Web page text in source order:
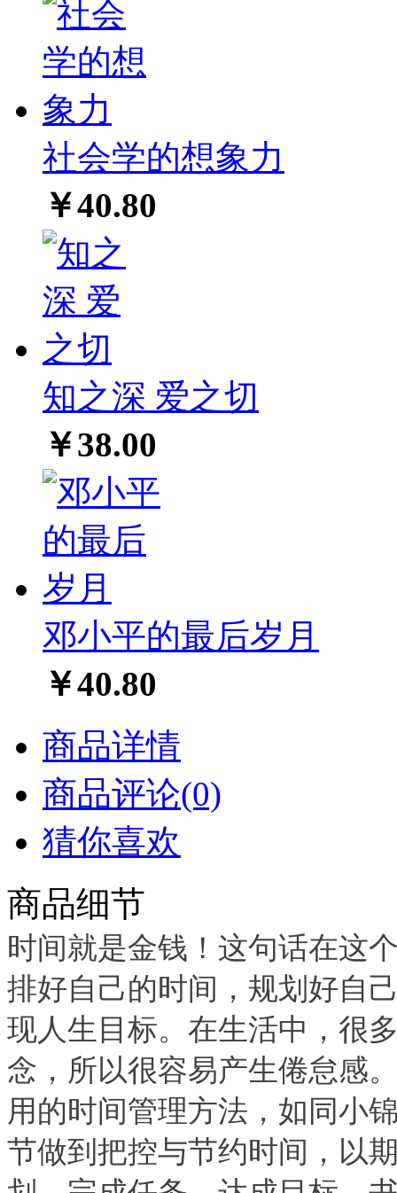
社会学的想象力
￥40.80
知之深 爱之切
￥38.00
邓小平的最后岁月
￥40.80
商品详情
商品评论(0)
猜你喜欢
商品细节
时间就是金钱！这句话在这
排好自己的时间，规划好自
现人生目标。在生活中，很
念，所以很容易产生倦怠感
用的时间管理方法，如同小
节做到把控与节约时间，以